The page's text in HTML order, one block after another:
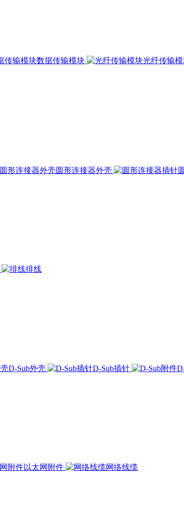
数据传输模块 光纤传输
圆形连接器外壳
排线
D-Sub外壳 D-Sub插针
以太网附件 网络线缆